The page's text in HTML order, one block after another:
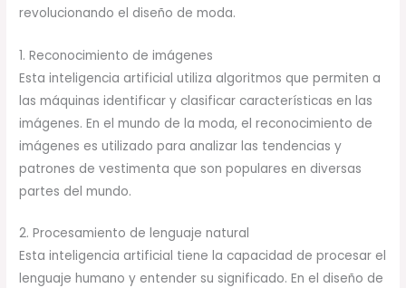
revolucionando el diseño de moda.
1. Reconocimiento de imágenes
Esta inteligencia artificial utiliza algoritmos que permiten a
las máquinas identificar y clasificar características en las
imágenes. En el mundo de la moda, el reconocimiento de
imágenes es utilizado para analizar las tendencias y
patrones de vestimenta que son populares en diversas
partes del mundo.
2. Procesamiento de lenguaje natural
Esta inteligencia artificial tiene la capacidad de procesar el
lenguaje humano y entender su significado. En el diseño de